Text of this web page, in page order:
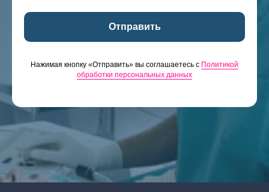
Отправить
Нажимая кнопку «Отправить» вы соглашаетесь с Политикой
обработки персональных данных